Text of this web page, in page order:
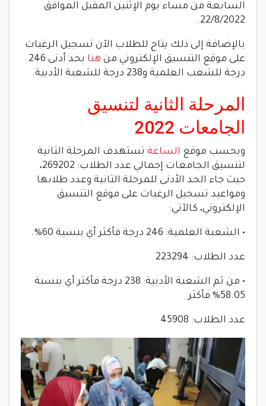
السابعة من مساء يوم الإثنين المقبل الموافق
22/8/2022.
بالإضافة إلى ذلك يتاح للطلاب الآن تسجيل الرغبات
على موقع التنسيق الإلكتروني من هنا
بحد أدنى 246
درجة للشعب العلمية و238 درجة للشعبة الأدبية.
المرحلة الثانية لتنسيق
الجامعات 2022
وبحسب موقع الساعة تستهدف المرحلة الثانية
لتنسيق الجامعات إجمالي عدد الطلاب: 269202،
حيث جاء الحد الأدنى للمرحلة الثانية وعدد طلابها
ومواعيد تسجيل الرغبات على موقع التنسيق
الإلكتروني، كالآتي:
• الشعبة العلمية: 246 درجة فأكثر أي بنسبة 60%.
عدد الطلاب: 223294
• من ثم الشعبة الأدبية: 238 درجة فأكثر أي بنسبة
58.05% فأكثر
عدد الطلاب: 45908